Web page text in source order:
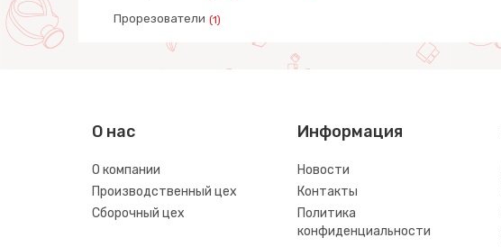
Прорезователи (1)
О нас
О компании
Производственный цех
Сборочный цех
Информация
Новости
Контакты
Политика
конфиденциальности